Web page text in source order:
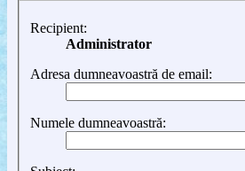
Recipient:
Administrator
Adresa dumneavoastră de email:
Numele dumneavoastră: